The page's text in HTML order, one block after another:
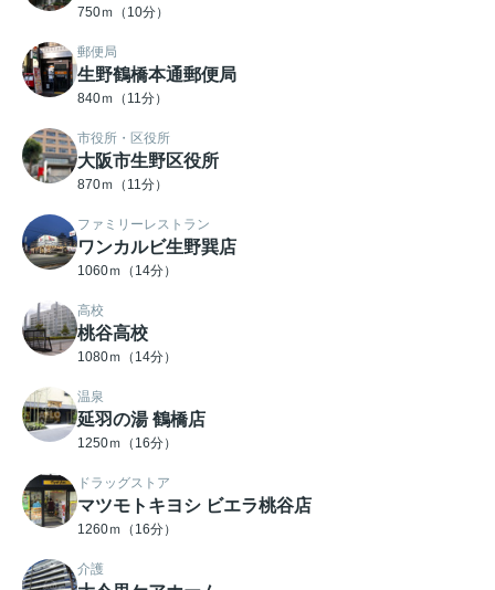
750ｍ（10分）
郵便局
生野鶴橋本通郵便局
840ｍ（11分）
市役所・区役所
大阪市生野区役所
870ｍ（11分）
ファミリーレストラン
ワンカルビ生野巽店
1060ｍ（14分）
高校
桃谷高校
1080ｍ（14分）
温泉
延羽の湯 鶴橋店
1250ｍ（16分）
ドラッグストア
マツモトキヨシ ビエラ桃谷店
1260ｍ（16分）
介護